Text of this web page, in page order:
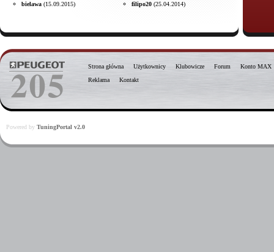
bielawa (15.09.2015)
filipo20 (25.04.2014)
Strona główna Użytkownicy Klubowicze Forum
Konto MAX
Reklama
Kontakt
Powered by TuningPortal v2.0